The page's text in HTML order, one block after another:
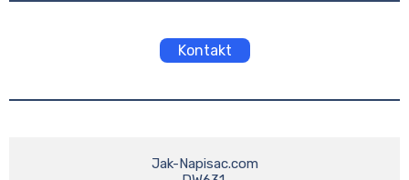
Kontakt
Jak-Napisac.com